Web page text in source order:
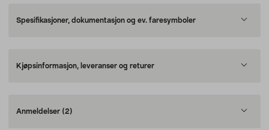
Spesifikasjoner, dokumentasjon og ev. faresymboler
Kjøpsinformasjon, leveranser og returer
Anmeldelser (2)